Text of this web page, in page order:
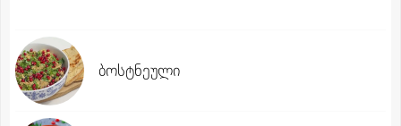
ბოსტნეული